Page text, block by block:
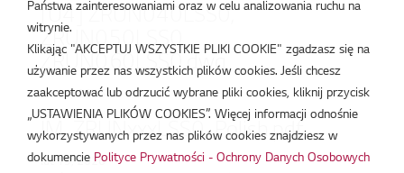
[U4] ZRUN040LSS0,
ZRUN050LSS0,
ZRUN060LSS0.dwg
lut 19, 2026
IM_ZRUNxxxLSS0_Polish.pdf
lut 19, 2026
Państwa zainteresowaniami oraz w celu analizowania ruchu na
witrynie.
Klikając "AKCEPTUJ WSZYSTKIE PLIKI COOKIE" zgadzasz się na
używanie przez nas wszystkich plików cookies. Jeśli chcesz
zaakceptować lub odrzucić wybrane pliki cookies, kliknij przycisk
„USTAWIENIA PLIKÓW COOKIES”. Więcej informacji odnośnie
wykorzystywanych przez nas plików cookies znajdziesz w
dokumencie Polityce Prywatności - Ochrony Danych Osobowych